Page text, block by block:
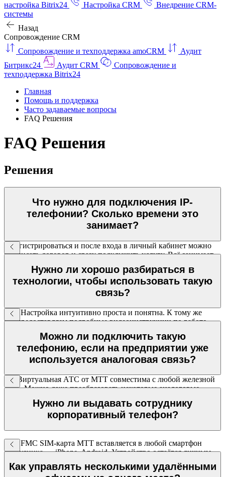
настройка Bitrix24
Настройка CRM
Внедрение CRM-
системы
Назад
Сопровождение CRM
Сопровождение и техподдержка amoCRM
Аудит
Битрикс24
Аудит CRM
Сопровождение и
техподдержка Bitrix24
Главная
Помощь и поддержка
Часто задаваемые вопросы
FAQ Решения
FAQ Решения
Решения
Что нужно для подключения IP-
телефонии? Сколько времени это
занимает?
Зарегистрироваться и после входа в личный кабинет можно
подписать договор и сразу подключить услугу. Всё занимает
не больше нескольких минут — связь будет в день обращения
Нужно ли хорошо разбираться в
технологии, чтобы использовать такую
связь?
Нет. Настройка интуитивно проста и понятна. К тому же
мы предоставляем подробные видеоинструкции по работе
техподдержку 24/7.Можно ли подключить такую
телефонию, если на предприятии уже
используется аналоговая связь?
Да. Виртуальная АТС от МТТ совместима с любой железной
АТС. Можно даже преобразовать некоторые аналоговые
Нужно ли выдавать сотруднику
корпоративный телефон?
Нет. FMC SIM-карта МТТ вставляется в любой смартфон
сотрудника — iPhone, Android. Устройство остаётся личным,
связь становится корпоративной.
Как управлять несколькими удалёнными